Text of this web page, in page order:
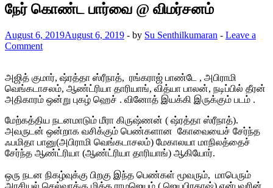
நேர் கொண்ட பார்வை @ விமர்சனம்
August 6, 2019August 6, 2019 - by Su Senthilkumaran - Leave a
Comment
அஜித் குமார், ஷ்ரத்தா ஸ்ரீநாத், ரங்கராஜ் பாண்டே , அபிராமி
வெங்கடாசலம், ஆண்ட்ரியா தாரியாங், வித்யா பாலன், நடிப்பில் தீரன்
அதிகாரம் ஒன்று புகழ் ஹெச் . வினோத் இயக்கி இருக்கும் படம் .
மேற்கத்திய நடனமாடும் மீரா கிருஷ்ணன் ( ஷ்ரத்தா ஸ்ரீநாத்).
அவருடன் ஒன்றாக வசிக்கும் பெண்களான கோவையைச் சேர்ந்த
ஃபமிதா பானு(அபிராமி வெங்கடாசலம்) மேகாலயா மாநிலத்தைச்
சேர்ந்த ஆண்ட்ரியா (ஆண்ட்ரியா தாரியாங்) ஆகியோர்.
ஒரு நடன நிகழ்வுக்கு பிறகு இந்த பெண்கள் மூவரும், மாபெரும்
அரசியல் செல்வாக்கு மிக்க ராமஜெயம் ( ஜெயபிரகாஷ்) என்பவரின்